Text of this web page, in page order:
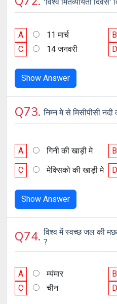
A 11 मार्च B
C
14 जनवरी D
Show Answer
Q73.निम्न मे से मिसीपीसी
A गिनी की खाड़ी मे B
C
मेक्सिको की खाड़ी मे D
Show Answer
Q74. विश्व में स्वच्छ जल की
?
A म्यंमार B
C
चीन D